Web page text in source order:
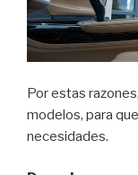
Por estas
modelos, para
necesidades.